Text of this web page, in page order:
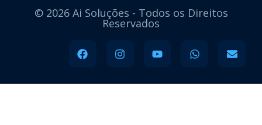
© 2026 Ai Soluções - Todos os Direitos
Reservados